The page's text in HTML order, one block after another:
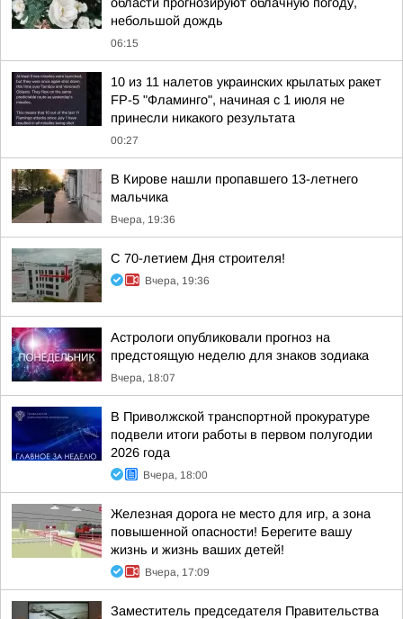
небольшой дождь
06:15
10 из 11 налетов украинских крылатых ракет
FP-5 "Фламинго", начиная с 1 июля не
принесли никакого результата
00:27
В Кирове нашли пропавшего 13-летнего
мальчика
Вчера, 19:36
С 70-летием Дня строителя!
Вчера, 19:36
Астрологи опубликовали прогноз на
предстоящую неделю для знаков зодиака
Вчера, 18:07
В Приволжской транспортной прокуратуре
подвели итоги работы в первом полугодии
2026 года
Вчера, 18:00
Железная дорога не место для игр, а зона
повышенной опасности! Берегите вашу
жизнь и жизнь ваших детей!
Вчера, 17:09
Заместитель председателя Правительства